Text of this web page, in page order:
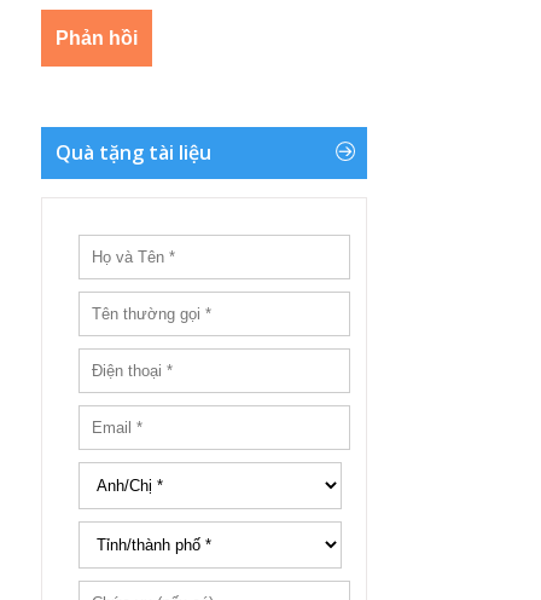
Quà tặng tài liệu